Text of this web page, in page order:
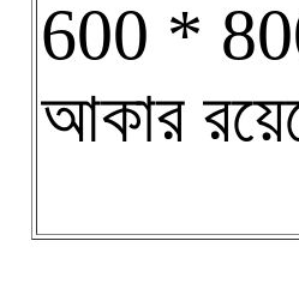
600 * 800
আকার